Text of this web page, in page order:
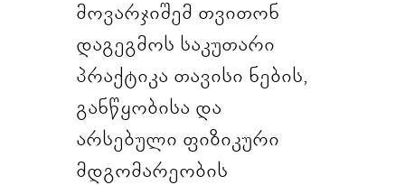
მოვარჯიშემ თვითონ
დაგეგმოს საკუთარი
პრაქტიკა თავისი ნების,
განწყობისა და
არსებული ფიზიკური
მდგომარეობის